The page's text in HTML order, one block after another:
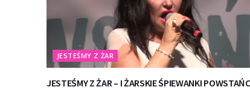
JESTEŚMY Z ŻAR
JESTEŚMY Z ŻAR – I ŻARSKIE ŚPIEWANKI